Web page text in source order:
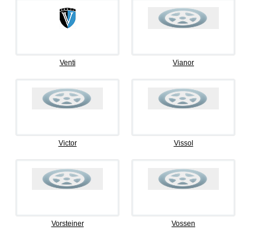
Venti Vianor
Victor Vissol
Vorsteiner Vossen